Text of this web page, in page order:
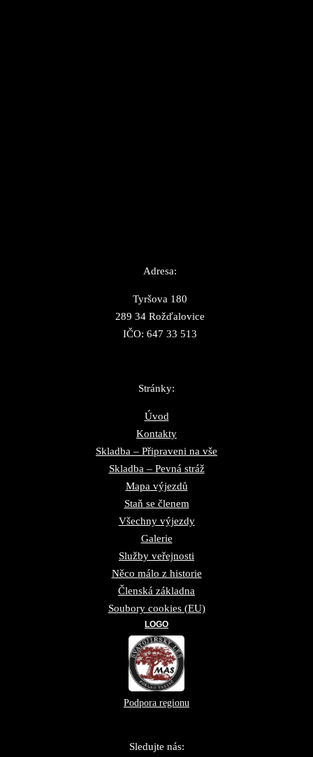
Adresa:
Tyršova 180
289 34 Rožďalovice
IČO: 647 33 513
Stránky:
Úvod
Kontakty
Skladba – Připraveni na vše
Skladba – Pevná stráž
Mapa výjezdů
Staň se členem
Všechny výjezdy
Galerie
Služby veřejnosti
Něco málo z historie
Členská základna
Soubory cookies (EU)
LOGO
Podpora regionu
Sledujte nás: